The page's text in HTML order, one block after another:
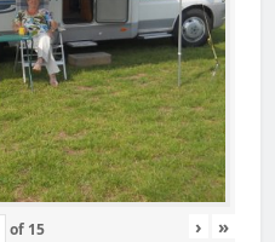
of 15 › »